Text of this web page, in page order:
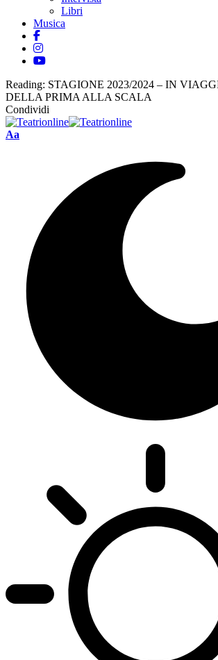
Libri
Musica
Reading: STAGIONE 2023/2024 – IN
DELLA PRIMA ALLA SCALA
Condividi
Font
Aa